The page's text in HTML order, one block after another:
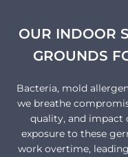
OUR INDOOR
GROUNDS
Bacteria, mold
we breathe
quality, and impact
exposure to these
work overtime,